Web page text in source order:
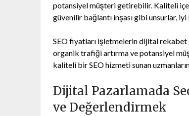
potansiyel müşteri getirebilir. Kaliteli
güvenilir bağlantı inşası gibi unsurlar,
SEO fiyatları işletmelerin dijital
organik trafiği artırma ve potansiyel
kaliteli bir SEO hizmeti sunan
Dijital Pazarlamada
ve Değerlendirmek